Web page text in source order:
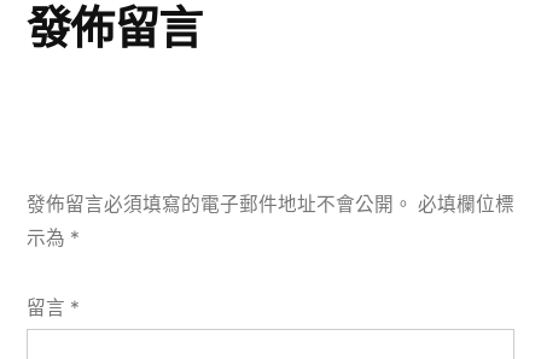
發佈留言
發佈留言必須填寫的電子郵件地址不會公開。 必填欄位標
示為 *
留言 *